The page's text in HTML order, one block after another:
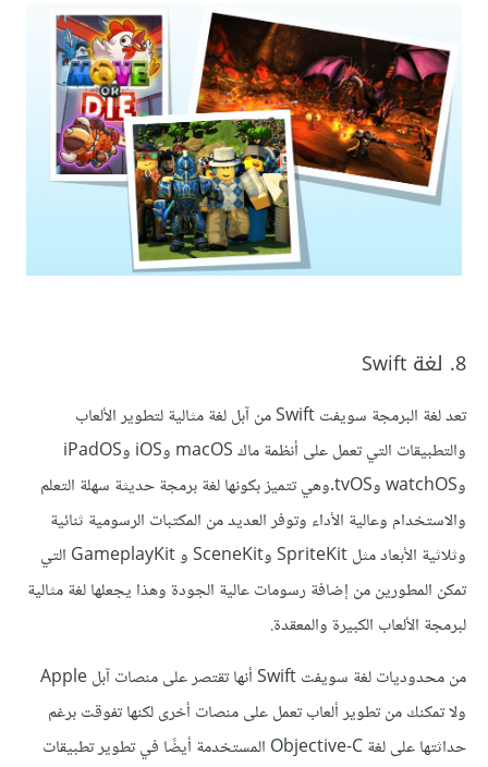
8. لغة Swift
تعد لغة البرمجة سويفت Swift من آبل لغة مثالية لتطوير الألعاب
والتطبيقات التي تعمل على أنظمة ماك macOS وiOS وiPadOS
وwatchOS وtvOS.وهي تتميز بكونها لغة برمجة حديثة سهلة التعلم
والاستخدام وعالية الأداء وتوفر العديد من المكتبات الرسومية ثنائية
وثلاثية الأبعاد مثل SpriteKit وSceneKit و GameplayKit التي
تمكن المطورين من إضافة رسومات عالية الجودة وهذا يجعلها لغة مثالية
لبرمجة الألعاب الكبيرة والمعقدة.
من محدوديات لغة سويفت Swift أنها تقتصر على منصات آبل Apple
ولا تمكنك من تطوير ألعاب تعمل على منصات أخرى لكنها تفوقت برغم
حداثتها على لغة Objective-C المستخدمة أيضًا في تطوير تطبيقات